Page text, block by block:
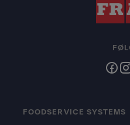
FOODSERVICE SYSTEMS